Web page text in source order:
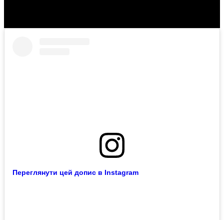
Переглянути цей допис в Instagram